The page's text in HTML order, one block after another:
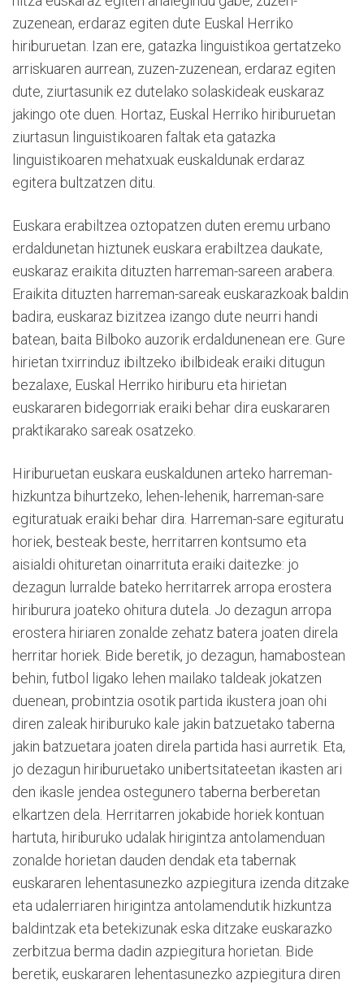
zuzenean, erdaraz egiten dute Euskal Herriko
hiriburuetan. Izan ere, gatazka linguistikoa gertatzeko
arriskuaren aurrean, zuzen-zuzenean, erdaraz egiten
dute, ziurtasunik ez dutelako solaskideak euskaraz
jakingo ote duen. Hortaz, Euskal Herriko hiriburuetan
ziurtasun linguistikoaren faltak eta gatazka
linguistikoaren mehatxuak euskaldunak erdaraz
egitera bultzatzen ditu.
Euskara erabiltzea oztopatzen duten eremu urbano
erdaldunetan hiztunek euskara erabiltzea daukate,
euskaraz eraikita dituzten harreman-sareen arabera.
Eraikita dituzten harreman-sareak euskarazkoak baldin
badira, euskaraz bizitzea izango dute neurri handi
batean, baita Bilboko auzorik erdaldunenean ere. Gure
hirietan txirrinduz ibiltzeko ibilbideak eraiki ditugun
bezalaxe, Euskal Herriko hiriburu eta hirietan
euskararen bidegorriak eraiki behar dira euskararen
praktikarako sareak osatzeko.
Hiriburuetan euskara euskaldunen arteko harreman-
hizkuntza bihurtzeko, lehen-lehenik, harreman-sare
egituratuak eraiki behar dira. Harreman-sare egituratu
horiek, besteak beste, herritarren kontsumo eta
aisialdi ohituretan oinarrituta eraiki daitezke: jo
dezagun lurralde bateko herritarrek arropa erostera
hiriburura joateko ohitura dutela. Jo dezagun arropa
erostera hiriaren zonalde zehatz batera joaten direla
herritar horiek. Bide beretik, jo dezagun, hamabostean
behin, futbol ligako lehen mailako taldeak jokatzen
duenean, probintzia osotik partida ikustera joan ohi
diren zaleak hiriburuko kale jakin batzuetako taberna
jakin batzuetara joaten direla partida hasi aurretik. Eta,
jo dezagun hiriburuetako unibertsitateetan ikasten ari
den ikasle jendea ostegunero taberna berberetan
elkartzen dela. Herritarren jokabide horiek kontuan
hartuta, hiriburuko udalak hirigintza antolamenduan
zonalde horietan dauden dendak eta tabernak
euskararen lehentasunezko azpiegitura izenda ditzake
eta udalerriaren hirigintza antolamendutik hizkuntza
baldintzak eta betekizunak eska ditzake euskarazko
zerbitzua berma dadin azpiegitura horietan. Bide
beretik, euskararen lehentasunezko azpiegitura diren